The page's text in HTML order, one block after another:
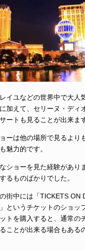
イユなどの世界中で大人
加えて、セリーヌ・ディ
ートも見ることが出来ます
ーは他の場所で見るより
魅力的です。
ショーを見た経験があり
るものばかりでした。
街中には「TICKETS ON
というチケットのショッ
トを購入すると、通常の
ことが出来る場合もある